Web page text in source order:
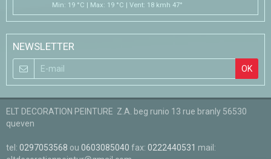
Min: 19 °C | Max: 19 °C | Vent: 18 kmh 47°
NEWSLETTER
OK
ELT DECORATION PEINTURE Z.A. beg runio 13 rue branly 56530
queven
tel: 0297053568 ou 0603085040 fax: 0222440531 mail: